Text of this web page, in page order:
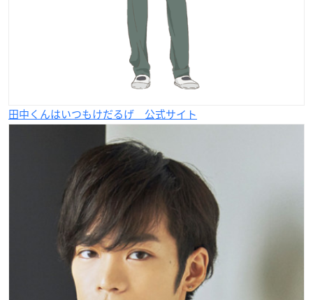
田中くんはいつもけだるげ 公式サイト